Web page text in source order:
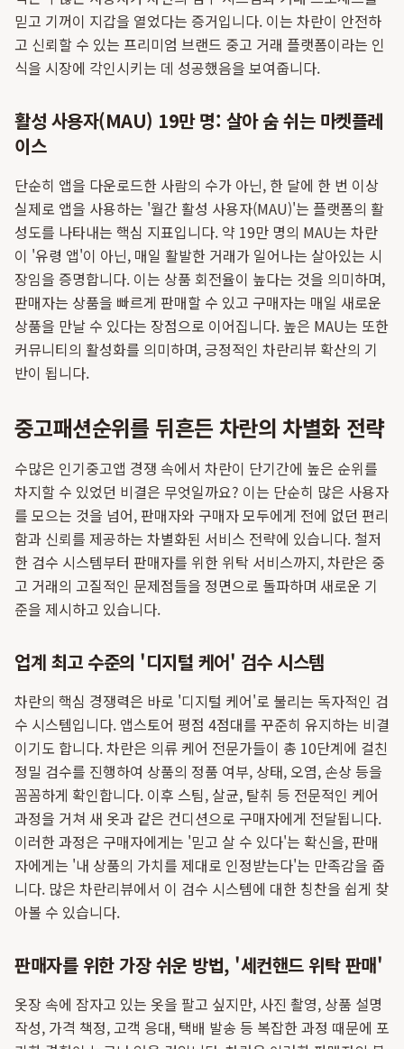
믿고 기꺼이 지갑을 열었다는 증거입니다. 이는 차란이 안전하
고 신뢰할 수 있는 프리미엄 브랜드 중고 거래 플랫폼이라는 인
식을 시장에 각인시키는 데 성공했음을 보여줍니다.
활성 사용자(MAU) 19만 명: 살아 숨 쉬는 마켓플레
이스
단순히 앱을 다운로드한 사람의 수가 아닌, 한 달에 한 번 이상
실제로 앱을 사용하는 '월간 활성 사용자(MAU)'는 플랫폼의 활
성도를 나타내는 핵심 지표입니다. 약 19만 명의 MAU는 차란
이 '유령 앱'이 아닌, 매일 활발한 거래가 일어나는 살아있는 시
장임을 증명합니다. 이는 상품 회전율이 높다는 것을 의미하며,
판매자는 상품을 빠르게 판매할 수 있고 구매자는 매일 새로운
상품을 만날 수 있다는 장점으로 이어집니다. 높은 MAU는 또한
커뮤니티의 활성화를 의미하며, 긍정적인 차란리뷰 확산의 기
반이 됩니다.
중고패션순위를 뒤흔든 차란의 차별화 전략
수많은 인기중고앱 경쟁 속에서 차란이 단기간에 높은 순위를
차지할 수 있었던 비결은 무엇일까요? 이는 단순히 많은 사용자
를 모으는 것을 넘어, 판매자와 구매자 모두에게 전에 없던 편리
함과 신뢰를 제공하는 차별화된 서비스 전략에 있습니다. 철저
한 검수 시스템부터 판매자를 위한 위탁 서비스까지, 차란은 중
고 거래의 고질적인 문제점들을 정면으로 돌파하며 새로운 기
준을 제시하고 있습니다.
업계 최고 수준의 '디지털 케어' 검수 시스템
차란의 핵심 경쟁력은 바로 '디지털 케어'로 불리는 독자적인 검
수 시스템입니다. 앱스토어 평점 4점대를 꾸준히 유지하는 비결
이기도 합니다. 차란은 의류 케어 전문가들이 총 10단계에 걸친
정밀 검수를 진행하여 상품의 정품 여부, 상태, 오염, 손상 등을
꼼꼼하게 확인합니다. 이후 스팀, 살균, 탈취 등 전문적인 케어
과정을 거쳐 새 옷과 같은 컨디션으로 구매자에게 전달됩니다.
이러한 과정은 구매자에게는 '믿고 살 수 있다'는 확신을, 판매
자에게는 '내 상품의 가치를 제대로 인정받는다'는 만족감을 줍
니다. 많은 차란리뷰에서 이 검수 시스템에 대한 칭찬을 쉽게 찾
아볼 수 있습니다.
판매자를 위한 가장 쉬운 방법, '세컨핸드 위탁 판매'
옷장 속에 잠자고 있는 옷을 팔고 싶지만, 사진 촬영, 상품 설명
작성, 가격 책정, 고객 응대, 택배 발송 등 복잡한 과정 때문에 포